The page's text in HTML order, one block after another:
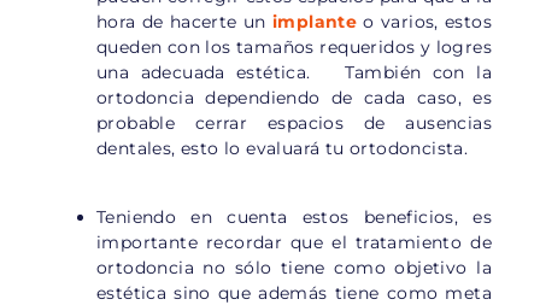
hora de hacerte un implante o varios, estos
queden con los tamaños requeridos y logres
una adecuada estética. También con la
ortodoncia dependiendo de cada caso, es
probable cerrar espacios de ausencias
dentales, esto lo evaluará tu ortodoncista.
Teniendo en cuenta estos beneficios, es
importante recordar que el tratamiento de
ortodoncia no sólo tiene como objetivo la
estética sino que además tiene como meta